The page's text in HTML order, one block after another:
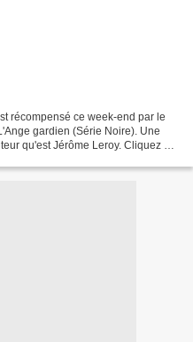
récompensé ce week-end par le
gardien (Série Noire). Une
qu'est Jérôme Leroy. Cliquez sur